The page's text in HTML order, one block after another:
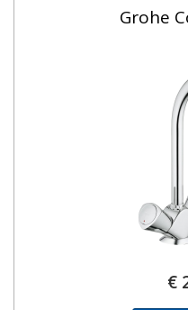
Grohe
€